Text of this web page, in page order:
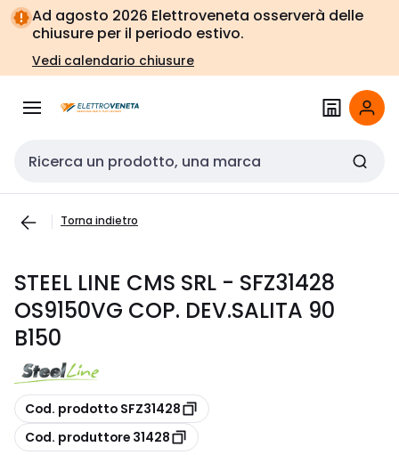
Vai alla
navigazione
Vai
alla
pagina
Ad agosto 2026 Elettroveneta osserverà delle
chiusure per il periodo estivo.
Vedi calendario chiusure
Cerca input
Torna indietro
STEEL LINE CMS SRL - SFZ31428
OS9150VG COP. DEV.SALITA 90
B150
copia
Cod. prodotto SFZ31428
copia
Cod. produttore 31428